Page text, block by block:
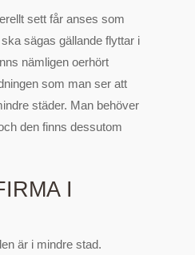
sett får anses som
sägas gällande flyttar i
nämligen oerhört
som man ser att
städer. Man behöver
den finns dessutom
I
är i mindre stad.